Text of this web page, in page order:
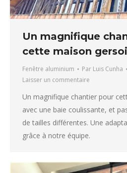
Un magnifique
cette maison
Fenêtre aluminium Par Luis Cunha
Laisser un commentaire
Un magnifique chantier pour
avec une baie coulissante, et
de tailles différentes. Une
grâce à notre équipe.